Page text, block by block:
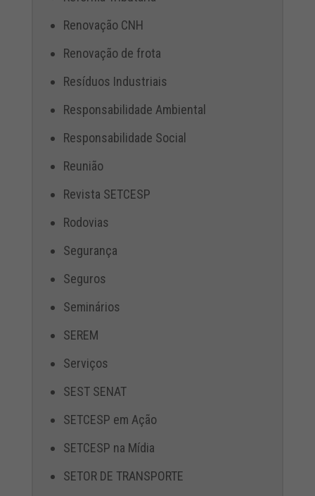
Renovação CNH
Renovação de frota
Resíduos Industriais
Responsabilidade Ambiental
Responsabilidade Social
Reunião
Revista SETCESP
Rodovias
Segurança
Seguros
Seminários
SEREM
Serviços
SEST SENAT
SETCESP em Ação
SETCESP na Mídia
SETOR DE TRANSPORTE